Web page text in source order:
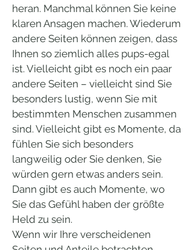
heran. Manchmal können Sie keine
klaren Ansagen machen. Wiederum
andere Seiten können zeigen, dass
Ihnen so ziemlich alles pups-egal
ist. Vielleicht gibt es noch ein paar
andere Seiten – vielleicht sind Sie
besonders lustig, wenn Sie mit
bestimmten Menschen zusammen
sind. Vielleicht gibt es Momente, da
fühlen Sie sich besonders
langweilig oder Sie denken, Sie
würden gern etwas anders sein.
Dann gibt es auch Momente, wo
Sie das Gefühl haben der größte
Held zu sein.
Wenn wir Ihre verscheidenen